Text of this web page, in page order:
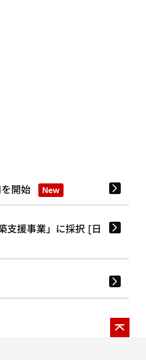
開始 New
支援事業」に採択 [日